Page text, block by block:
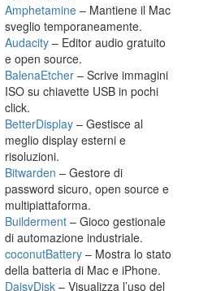
Amphetamine – Mantiene il Mac
sveglio temporaneamente.
Audacity – Editor audio gratuito
e open source.
BalenaEtcher – Scrive immagini
ISO su chiavette USB in pochi
click.
BetterDisplay – Gestisce al
meglio display esterni e
risoluzioni.
Bitwarden – Gestore di
password sicuro, open source e
multipiattaforma.
Builderment – Gioco gestionale
di automazione industriale.
coconutBattery – Mostra lo stato
della batteria di Mac e iPhone.
DaisyDisk – Visualizza l’uso del